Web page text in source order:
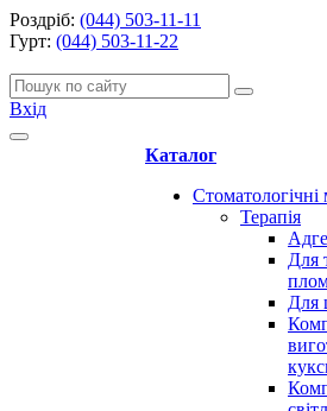
Роздріб: (044) 503-11-11
Гурт: (044) 503-11-22
Вхід
Каталог
Стоматологічні
Терапія
Для
Для